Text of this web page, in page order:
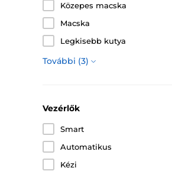
Közepes macska
Macska
Legkisebb kutya
További (3)
Vezérlők
Smart
Automatikus
Kézi